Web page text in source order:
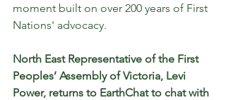
moment built on over 200 years of First
Nations' advocacy.
North East Representative of the First
Peoples’ Assembly of Victoria, Levi
Power, returns to EarthChat to chat with